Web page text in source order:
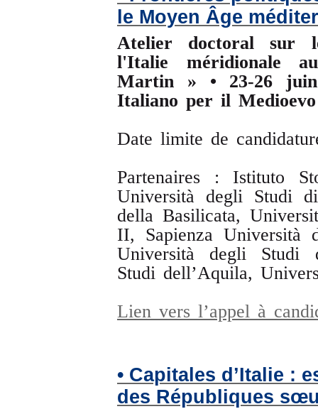
le Moyen Âge
Atelier doctoral sur
l'Italie méridionale
Martin » • 23-26
Italiano per il Medioevo
Date limite de
Partenaires : Istituto
Università degli Studi
della Basilicata,
II, Sapienza Università
Università degli Studi
Studi dell’Aquila,
Lien vers l’appel à
• Capitales d’Italie :
des Républiques